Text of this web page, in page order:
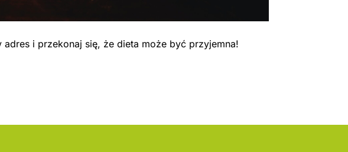
i przekonaj się, że dieta może być przyjemna!